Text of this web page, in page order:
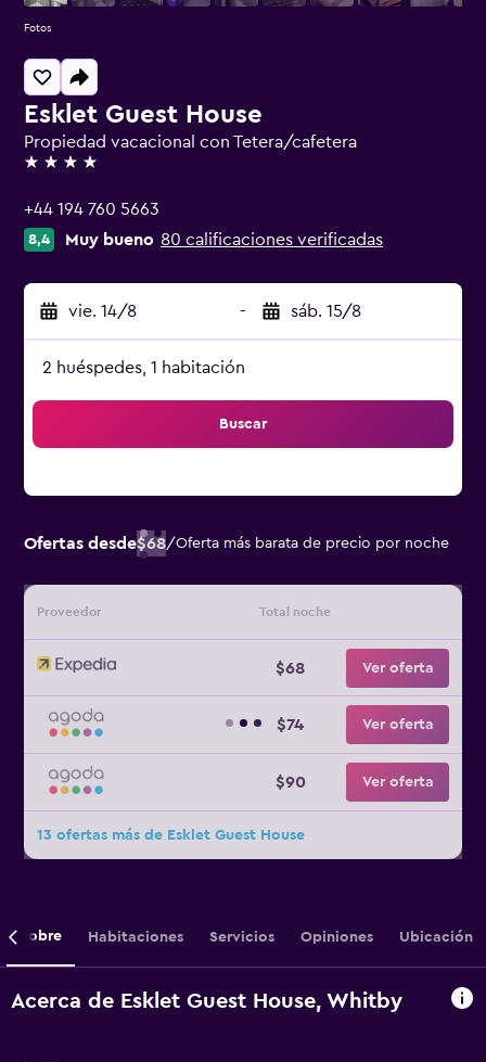
Esklet Guest House
Propiedad vacacional con Tetera/cafetera
4 estrellas
+44 194 760 5663
8,4 Muy bueno 80 calificaciones verificadas
vie. 14/8 - sáb. 15/8
2 huéspedes, 1 habitación
Buscar
Ofertas desde$68/Oferta más barata de precio por noche
Proveedor Total noche
$68 Ver oferta
$74 Ver oferta
$90 Ver oferta
13 ofertas más de Esklet Guest House
Fotos
Sobre Habitaciones Servicios Opiniones Ubicación
Acerca de Esklet Guest House, Whitby